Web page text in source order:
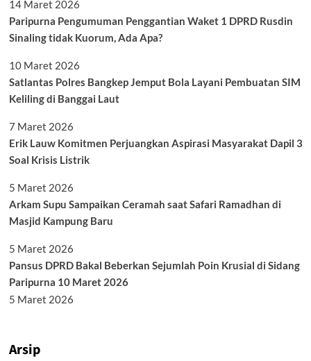
14 Maret 2026
Paripurna Pengumuman Penggantian Waket 1 DPRD Rusdin
Sinaling tidak Kuorum, Ada Apa?
10 Maret 2026
Satlantas Polres Bangkep Jemput Bola Layani Pembuatan SIM
Keliling di Banggai Laut
7 Maret 2026
Erik Lauw Komitmen Perjuangkan Aspirasi Masyarakat Dapil 3
Soal Krisis Listrik
5 Maret 2026
Arkam Supu Sampaikan Ceramah saat Safari Ramadhan di
Masjid Kampung Baru
5 Maret 2026
Pansus DPRD Bakal Beberkan Sejumlah Poin Krusial di Sidang
Paripurna 10 Maret 2026
5 Maret 2026
Arsip